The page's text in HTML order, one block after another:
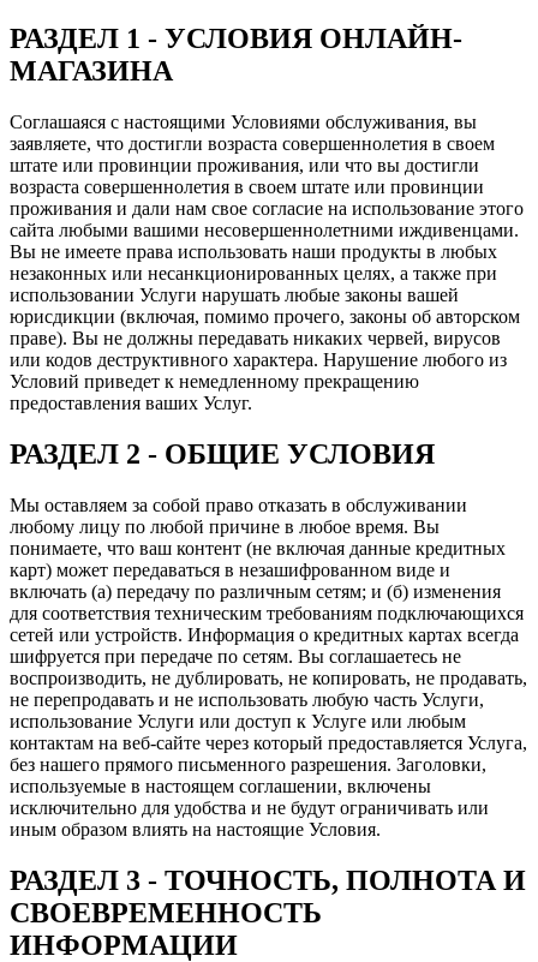
РАЗДЕЛ 1 - УСЛОВИЯ ОНЛАЙН-
МАГАЗИНА
Соглашаяся с настоящими Условиями обслуживания, вы
заявляете, что достигли возраста совершеннолетия в своем
штате или провинции проживания, или что вы достигли
возраста совершеннолетия в своем штате или провинции
проживания и дали нам свое согласие на использование этого
сайта любыми вашими несовершеннолетними иждивенцами.
Вы не имеете права использовать наши продукты в любых
незаконных или несанкционированных целях, а также при
использовании Услуги нарушать любые законы вашей
юрисдикции (включая, помимо прочего, законы об авторском
праве). Вы не должны передавать никаких червей, вирусов
или кодов деструктивного характера. Нарушение любого из
Условий приведет к немедленному прекращению
предоставления ваших Услуг.
РАЗДЕЛ 2 - ОБЩИЕ УСЛОВИЯ
Мы оставляем за собой право отказать в обслуживании
любому лицу по любой причине в любое время. Вы
понимаете, что ваш контент (не включая данные кредитных
карт) может передаваться в незашифрованном виде и
включать (а) передачу по различным сетям; и (б) изменения
для соответствия техническим требованиям подключающихся
сетей или устройств. Информация о кредитных картах всегда
шифруется при передаче по сетям. Вы соглашаетесь не
воспроизводить, не дублировать, не копировать, не продавать,
не перепродавать и не использовать любую часть Услуги,
использование Услуги или доступ к Услуге или любым
контактам на веб-сайте через который предоставляется Услуга,
без нашего прямого письменного разрешения. Заголовки,
используемые в настоящем соглашении, включены
исключительно для удобства и не будут ограничивать или
иным образом влиять на настоящие Условия.
РАЗДЕЛ 3 - ТОЧНОСТЬ, ПОЛНОТА И
СВОЕВРЕМЕННОСТЬ
ИНФОРМАЦИИ